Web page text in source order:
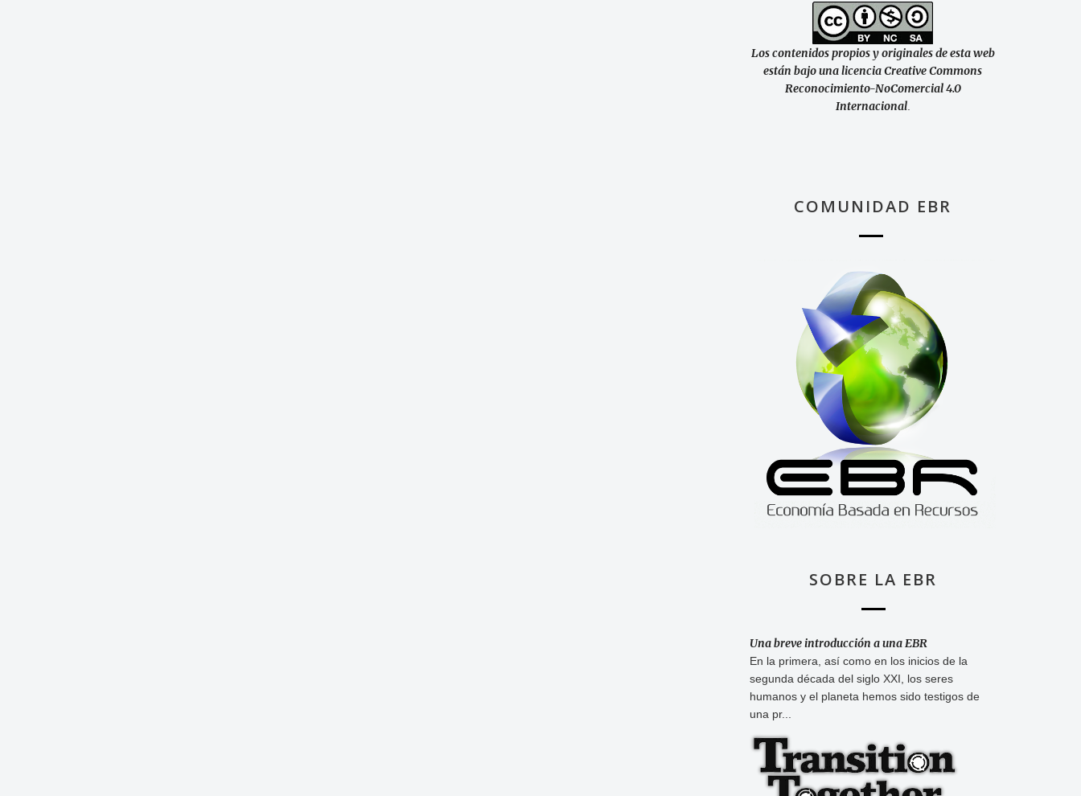
Los contenidos propios y originales de esta web
están bajo una licencia Creative Commons
Reconocimiento-NoComercial 4.0
Internacional.
COMUNIDAD EBR
SOBRE LA EBR
Una breve introducción a una EBR
En la primera, así como en los inicios de la
segunda década del siglo XXI, los seres
humanos y el planeta hemos sido testigos de
una pr...